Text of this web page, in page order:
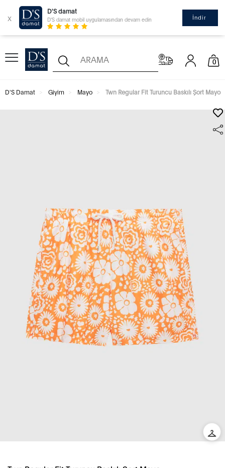
x
D'S damat
D'S damat mobil uygulamasından devam edin İndir
0
D'S Damat Giyim Mayo Twn Regular Fit Turuncu Baskılı Şort Mayo